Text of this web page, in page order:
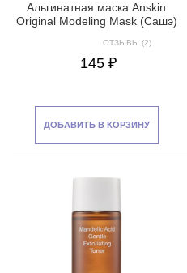
Альгинатная маска Anskin
Original Modeling Mask (Сашэ)
ОТЗЫВЫ (2)
145 ₽
ДОБАВИТЬ В КОРЗИНУ